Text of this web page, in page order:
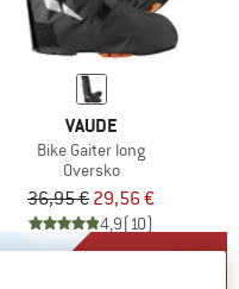
VAUDE
Bike Gaiter long
Oversko
36,95 € 29,56 €
4,9(10)